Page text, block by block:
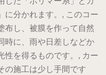
に分かれます。, このコー
布し、被膜を作って自然
時に、雨や日差しなどか
性を得るものです。, カー
の施工は少し手間です